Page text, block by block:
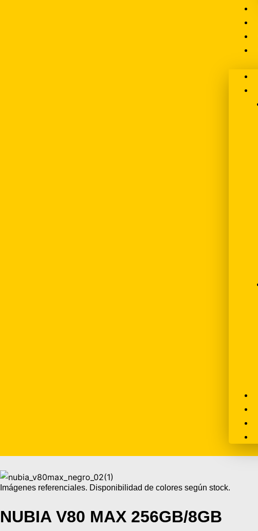
Imágenes referenciales. Disponibilidad de colores según stock.
NUBIA V80 MAX 256GB/8GB